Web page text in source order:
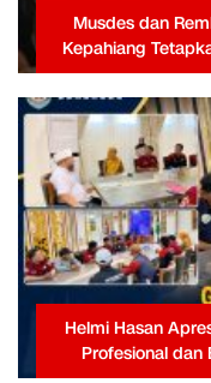
Musdes dan
Kepahiang
Helmi Hasan
Profesional dan